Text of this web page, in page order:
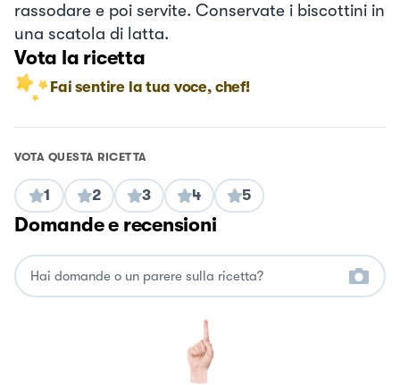
rassodare e poi servite. Conservate i biscottini in
una scatola di latta.
Vota la ricetta
Fai sentire la tua voce, chef!
VOTA QUESTA RICETTA
1 2 3 4 5
Domande e recensioni